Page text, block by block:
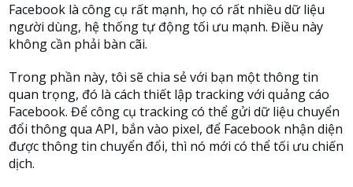
Facebook là công cụ rất mạnh, họ có rất nhiều dữ liệu
người dùng, hệ thống tự động tối ưu mạnh. Điều này
không cần phải bàn cãi.
Trong phần này, tôi sẽ chia sẻ với bạn một thông tin
quan trọng, đó là cách thiết lập tracking với quảng cáo
Facebook. Để công cụ tracking có thể gửi dữ liệu chuyển
đổi thông qua API, bắn vào pixel, để Facebook nhận diện
được thông tin chuyển đổi, thì nó mới có thể tối ưu chiến
dịch.